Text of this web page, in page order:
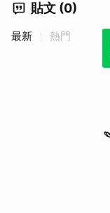
貼文 (0)
最新 熱門